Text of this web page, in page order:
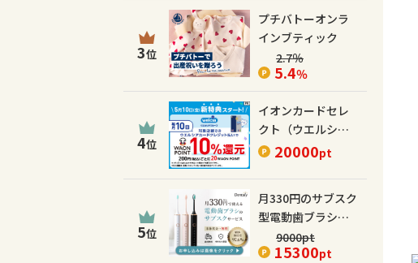
3位
プチバトーオンラ
インブティック
2.7％
5.4％
4位
イオンカードセレ
クト（ウエルシア
カード）
20000pt
5位
月330円のサブスク
型電動歯ブラシ
【Dentaly】
9000pt
15300pt